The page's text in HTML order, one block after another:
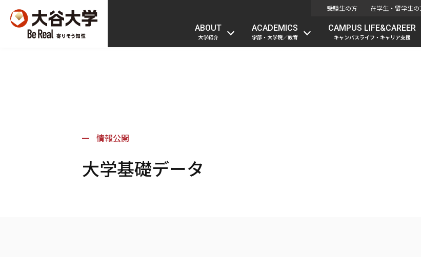
受験生の方 在学生・留学生の
ABOUT
大学紹介
ACADEMICS
学部・大学院／教育
CAMPUS LIFE&CAREER
キャンパスライフ・キャリア支援
情報公開
大学基礎データ